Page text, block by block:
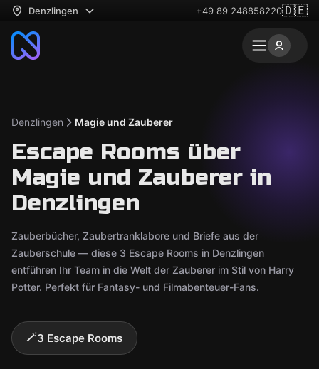
Denzlingen +49 89 248858220🇩🇪
Denzlingen Magie und Zauberer
Escape Rooms über
Magie und Zauberer in
Denzlingen
Zauberbücher, Zaubertranklabore und Briefe aus der
Zauberschule — diese 3 Escape Rooms in Denzlingen
entführen Ihr Team in die Welt der Zauberer im Stil von Harry
Potter. Perfekt für Fantasy- und Filmabenteuer-Fans.
🪄3 Escape Rooms